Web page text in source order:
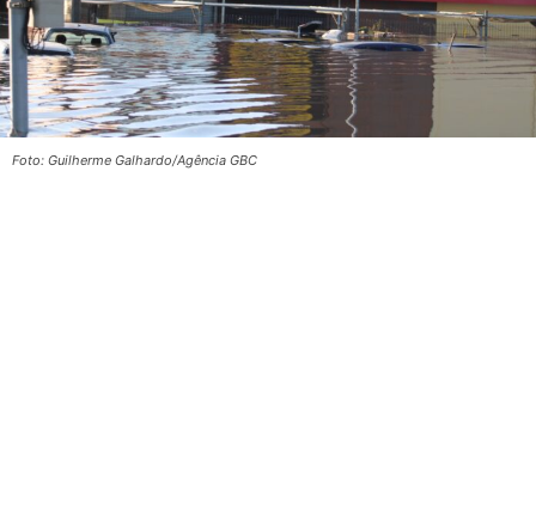
Foto: Guilherme Galhardo/Agência GBC